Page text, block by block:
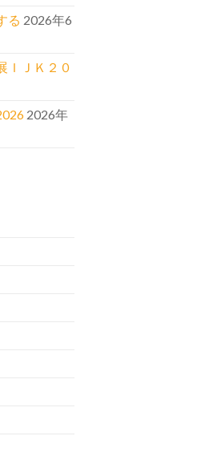
る 2026年6
ＩＪＫ２０
2026年